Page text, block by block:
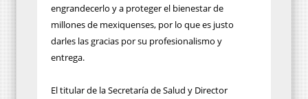
engrandecerlo y a proteger el bienestar de
millones de mexiquenses, por lo que es justo
darles las gracias por su profesionalismo y
entrega.
El titular de la Secretaría de Salud y Director